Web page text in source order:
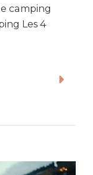
camping
Les 4